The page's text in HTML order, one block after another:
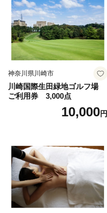
神奈川県川崎市
川崎国際生田緑地ゴルフ場
ご利用券 3,000点
10,000円